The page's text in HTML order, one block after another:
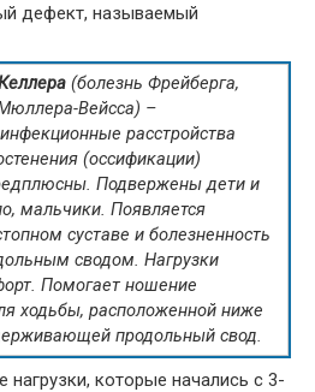
дефект, называемый
(болезнь Фрейберга,
Вейсса) –
расстройства
(оссификации)
Подвержены дети и
мальчики. Появляется
суставе и болезненность
сводом. Нагрузки
Помогает ношение
ходьбы, расположенной ниже
продольный свод.
которые начались с 3-